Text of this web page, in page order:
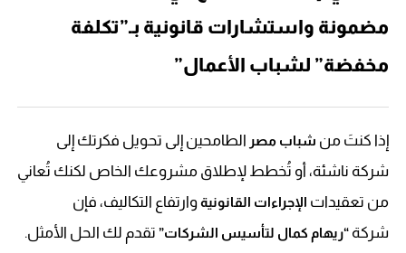
مضمونة واستشارات قانونية بـ”تكلفة
مخفضة” لشباب الأعمال”
إذا كنتَ من شباب مصر الطامحين إلى تحويل فكرتك إلى
شركة ناشئة، أو تُخطط لإطلاق مشروعك الخاص لكنك تُعاني
من تعقيدات الإجراءات القانونيةوارتفاع التكاليف، فإن
شركة “ريهام كمال لتأسيس الشركات”تقدم لك الحل الأمثل.